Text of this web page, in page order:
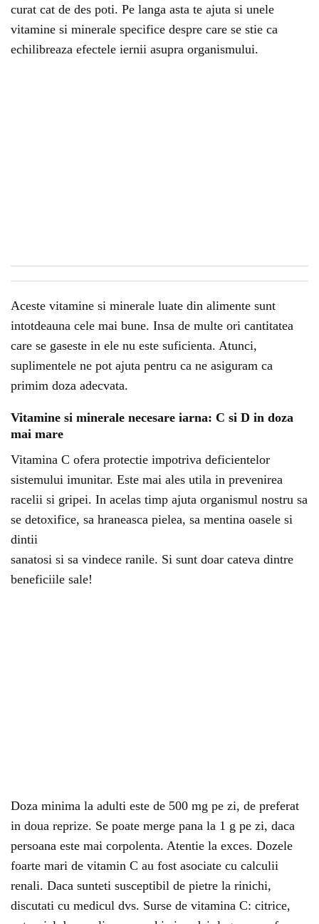
curat cat de des poti. Pe langa asta te ajuta si unele
vitamine si minerale specifice despre care se stie ca
echilibreaza efectele iernii asupra organismului.
Aceste vitamine si minerale luate din alimente sunt
intotdeauna cele mai bune. Insa de multe ori cantitatea
care se gaseste in ele nu este suficienta. Atunci,
suplimentele ne pot ajuta pentru ca ne asiguram ca
primim doza adecvata.
Vitamine si minerale necesare iarna: C si D in doza
mai mare
Vitamina C ofera protectie impotriva deficientelor
sistemului imunitar. Este mai ales utila in prevenirea
racelii si gripei. In acelas timp ajuta organismul nostru sa
se detoxifice, sa hraneasca pielea, sa mentina oasele si
dintii
sanatosi si sa vindece ranile. Si sunt doar cateva dintre
beneficiile sale!
Doza minima la adulti este de 500 mg pe zi, de preferat
in doua reprize. Se poate merge pana la 1 g pe zi, daca
persoana este mai corpolenta. Atentie la exces. Dozele
foarte mari de vitamin C au fost asociate cu calculii
renali. Daca sunteti susceptibil de pietre la rinichi,
discutati cu medicul dvs. Surse de vitamina C: citrice,